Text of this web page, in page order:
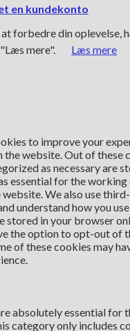
en kundekonto
forbedre din oplevelse,
mere".
Læs mere
to improve your
the website. Out of these
as necessary are
essential for the
We also use
understand how you
stored in your browser
the option to opt-out of
of these cookies may
absolutely essential for
category only includes